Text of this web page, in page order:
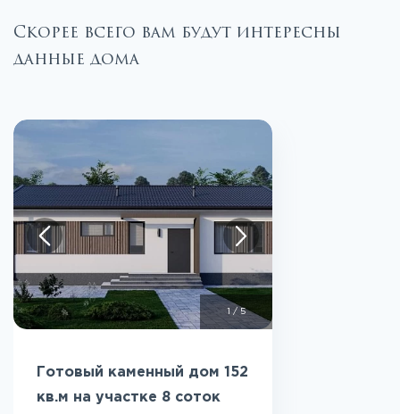
Скорее всего вам будут интересны
данные дома
/ 5
Готовый каменный дом 152
кв.м на участке 8 соток